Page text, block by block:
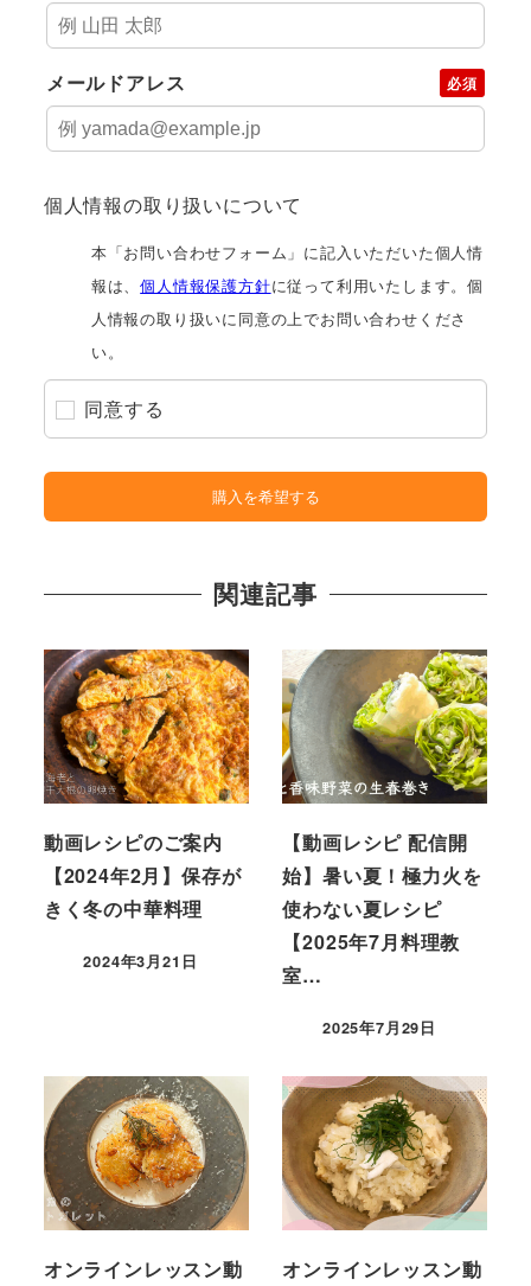
必須
メールドアレス
個人情報の取り扱いについて
本「お問い合わせフォーム」に記入いただいた個人情
報は、個人情報保護方針に従って利用いたします。個
人情報の取り扱いに同意の上でお問い合わせくださ
い。
同意する
関連記事
動画レシピのご案内
【2024年2月】保存が
きく冬の中華料理
2024年3月21日
【動画レシピ 配信開
始】暑い夏！極力火を
使わない夏レシピ
【2025年7月料理教
室…
2025年7月29日
オンラインレッスン動
オンラインレッスン動